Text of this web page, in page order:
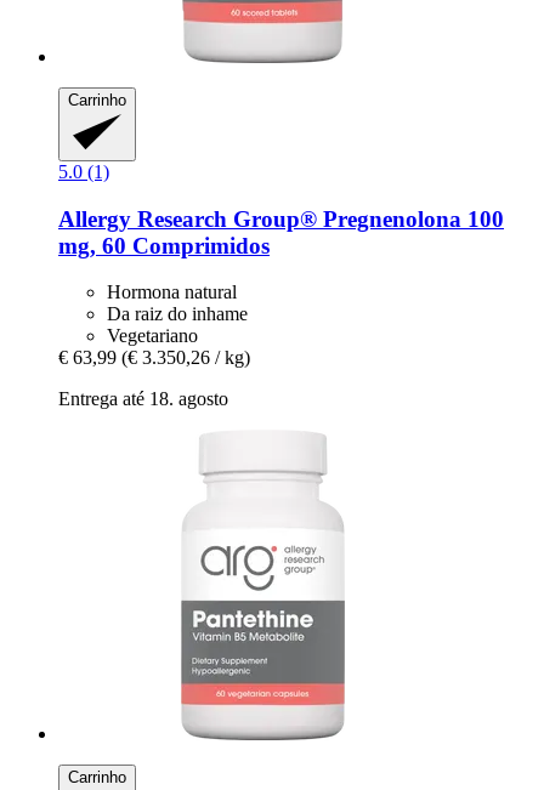
Carrinho
5.0 (1)
Allergy Research Group® Pregnenolona 100
mg, 60 Comprimidos
Hormona natural
Da raiz do inhame
Vegetariano
€ 63,99 (€ 3.350,26 / kg)
Entrega até 18. agosto
Carrinho